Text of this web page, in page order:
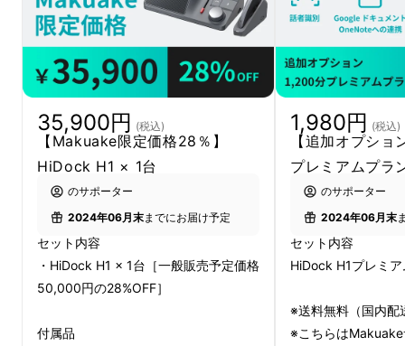
半径10m以内シームレスな接続。デスクを離れ
てもイヤホン操作だけで録音やミュートがで
き、自由自在のワークスタイル を実現します！
35,900円 (税込)
【Makuake限定価格28％】
HiDock H1 × 1台
のサポーター
2024年06月末までにお届け予定
セット内容
・HiDock H1 × 1台［一般販売予定価格
50,000円の28%OFF］
付属品
1,980円 (税込)
【追加オプシ
プレミアムプラ
のサポーター
2024年06月末
セット内容
HiDock H1プレミ
※送料無料（国内配
※こちらは